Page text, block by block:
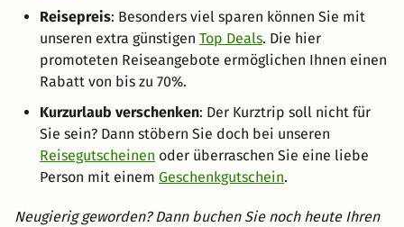
Reisepreis: Besonders viel sparen können Sie mit
unseren extra günstigen Top Deals. Die hier
promoteten Reiseangebote ermöglichen Ihnen einen
Rabatt von bis zu 70%.
Kurzurlaub verschenken: Der Kurztrip soll nicht für
Sie sein? Dann stöbern Sie doch bei unseren
Reisegutscheinen oder überraschen Sie eine liebe
Person mit einem Geschenkgutschein.
Neugierig geworden? Dann buchen Sie noch heute Ihren